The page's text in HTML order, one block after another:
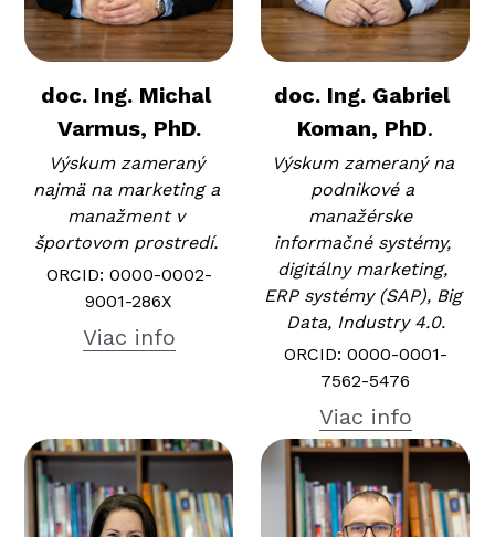
doc. Ing. Michal
Varmus, PhD.
Výskum zameraný
najmä na marketing a
manažment v
športovom prostredí.
ORCID: 0000-0002-
9001-286X
Viac info
doc. Ing. Gabriel
Koman, PhD.
Výskum zameraný na
podnikové a
manažérske
informačné systémy,
digitálny marketing,
ERP systémy (SAP), Big
Data, Industry 4.0.
ORCID: 0000-0001-
7562-5476
Viac info